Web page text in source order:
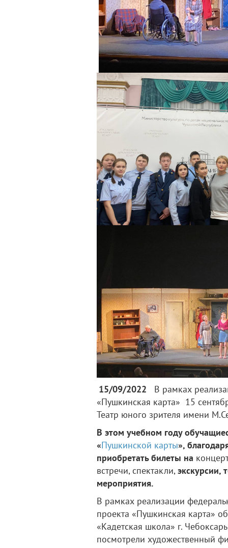
15/09/2022 В рамках
«Пушкинская карта» 15
Театр юного зрителя имени
В этом учебном году
«Пушкинской карты»,
приобретать билеты на
встречи, спектакли,экскурсии,
мероприятия.
В рамках реализации
проекта «Пушкинская карта»
«Кадетская школа» г.
посмотрели художественный